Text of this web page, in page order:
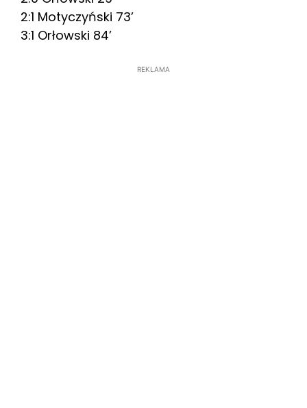
2:1 Motyczyński 73’
3:1 Orłowski 84’
REKLAMA